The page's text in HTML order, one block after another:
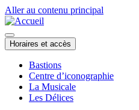
Aller au contenu principal
Horaires et accès
Bastions
Centre d’iconographie
La Musicale
Les Délices